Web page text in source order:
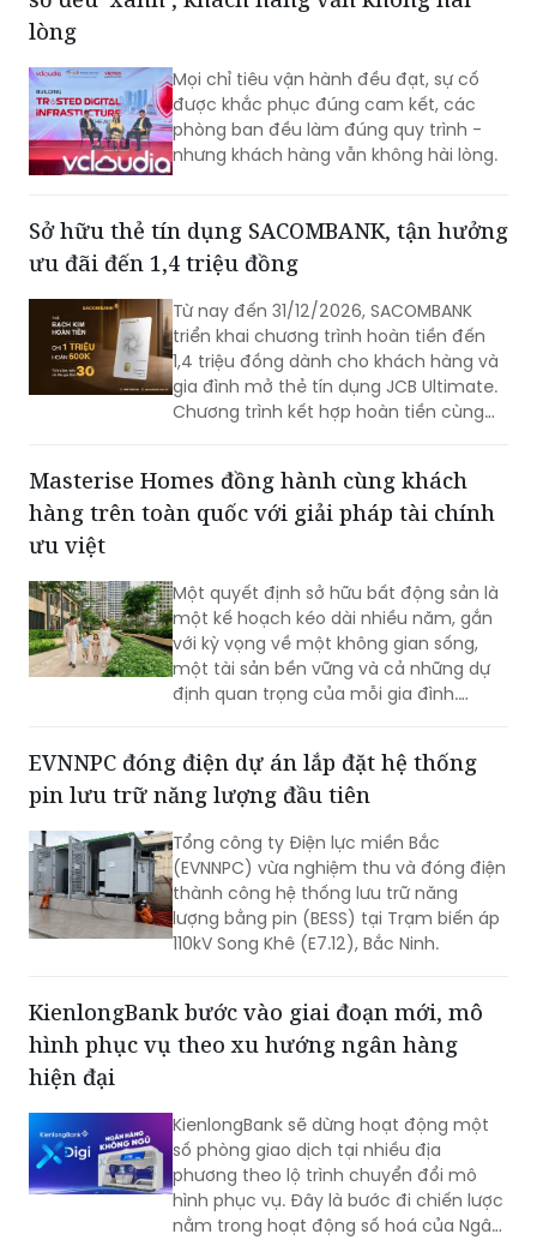
lòng
Mọi chỉ tiêu vận hành đều đạt, sự cố
được khắc phục đúng cam kết, các
phòng ban đều làm đúng quy trình -
nhưng khách hàng vẫn không hài lòng.
Sở hữu thẻ tín dụng SACOMBANK, tận hưởng
ưu đãi đến 1,4 triệu đồng
Từ nay đến 31/12/2026, SACOMBANK
triển khai chương trình hoàn tiền đến
1,4 triệu đồng dành cho khách hàng và
gia đình mở thẻ tín dụng JCB Ultimate.
Chương trình kết hợp hoàn tiền cùng
giao dịch đầu tiên.
Masterise Homes đồng hành cùng khách
hàng trên toàn quốc với giải pháp tài chính
ưu việt
Một quyết định sở hữu bất động sản là
một kế hoạch kéo dài nhiều năm, gắn
với kỳ vọng về một không gian sống,
một tài sản bền vững và cả những dự
định quan trọng của mỗi gia đình.
nhiều hơn vào khả năng đồng hành
của nhà phát triển trong suốt hành
EVNNPC đóng điện dự án lắp đặt hệ thống
pin lưu trữ năng lượng đầu tiên
Tổng công ty Điện lực miền Bắc
(EVNNPC) vừa nghiệm thu và đóng điện
thành công hệ thống lưu trữ năng
lượng bằng pin (BESS) tại Trạm biến áp
110kV Song Khê (E7.12), Bắc Ninh.
KienlongBank bước vào giai đoạn mới, mô
hình phục vụ theo xu hướng ngân hàng
hiện đại
KienlongBank sẽ dừng hoạt động một
số phòng giao dịch tại nhiều địa
phương theo lộ trình chuyển đổi mô
hình phục vụ. Đây là bước đi chiến lược
nằm trong hoạt động số hoá của Ngân